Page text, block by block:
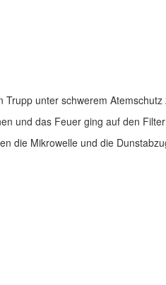
unter schwerem
und das Feuer ging auf den
die Mikrowelle und die